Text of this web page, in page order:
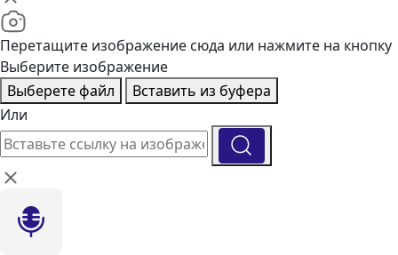
Перетащите изображение сюда или нажмите на кнопку
Выберите изображение
Выберете файл
Вставить из буфера
Или